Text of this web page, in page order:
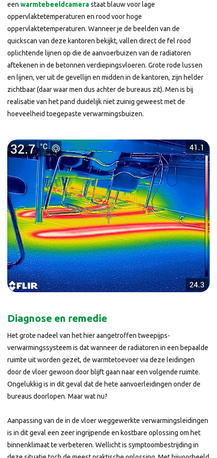
een warmtebeeldcamerastaat blauw voor lage
oppervlaktetemperaturen en rood voor hoge
oppervlaktetemperaturen. Wanneer je de beelden van de
quickscan van deze kantoren bekijkt, vallen direct de fel rood
oplichtende lijnen op die de aanvoerbuizen van de radiatoren
aftekenen in de betonnen verdiepingsvloeren. Grote rode lussen
en lijnen, ver uit de gevellijn en midden in de kantoren, zijn helder
zichtbaar (daar waar men dus achter de bureaus zit). Men is bij
realisatie van het pand duidelijk niet zuinig geweest met de
hoeveelheid toegepaste verwarmingsbuizen.
Diagnose en remedie
Het grote nadeel van het hier aangetroffen tweepijps-
verwarmingssysteem is dat wanneer de radiatoren in een bepaalde
ruimte uit worden gezet, de warmtetoevoer via deze leidingen
door de vloer gewoon door blijft gaan naar een volgende ruimte.
Ongelukkig is in dit geval dat de hete aanvoerleidingen onder de
bureaus doorlopen. Maar wat nu?
Aanpassing van de in de vloer weggewerkte verwarmingsleidingen
is in dit geval een zeer ingrijpende en kostbare oplossing om het
binnenklimaat te verbeteren. Wellicht is symptoombestrijding in